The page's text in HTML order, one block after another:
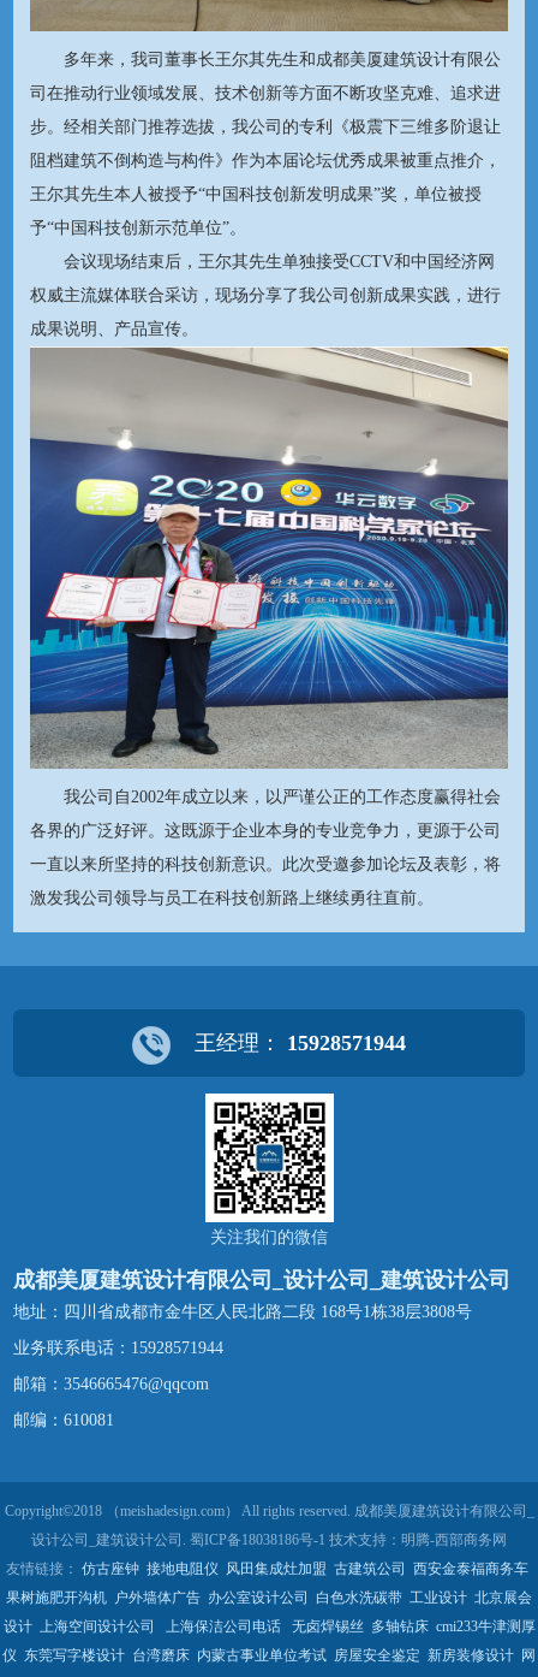
多年来，我司董事长王尔其先生和成都美厦建筑设计有限公
司在推动行业领域发展、技术创新等方面不断攻坚克难、追求进
步。经相关部门推荐选拔，我公司的专利《极震下三维多阶退让
阻档建筑不倒构造与构件》作为本届论坛优秀成果被重点推介，
王尔其先生本人被授予“中国科技创新发明成果”奖，单位被授
予“中国科技创新示范单位”。
会议现场结束后，王尔其先生单独接受CCTV和中国经济网
权威主流媒体联合采访，现场分享了我公司创新成果实践，进行
成果说明、产品宣传。
我公司自2002年成立以来，以严谨公正的工作态度赢得社会
各界的广泛好评。这既源于企业本身的专业竞争力，更源于公司
一直以来所坚持的科技创新意识。此次受邀参加论坛及表彰，将
激发我公司领导与员工在科技创新路上继续勇往直前。
王经理： 15928571944
关注我们的微信
成都美厦建筑设计有限公司_设计公司_建筑设计公司
地址：四川省成都市金牛区人民北路二段 168号1栋38层3808号
业务联系电话： 15928571944
邮箱：3546665476@qqcom
邮编：610081
Copyright©2018 （meishadesign.com） All rights reserved. 成都美厦建筑设计有限公司_
设计公司_建筑设计公司. 蜀ICP备18038186号-1 技术支持： 明腾-西部商务网
友情链接： 仿古座钟 接地电阻仪 风田集成灶加盟 古建筑公司 西安金泰福商务车
果树施肥开沟机 户外墙体广告 办公室设计公司 白色水洗碳带 工业设计 北京展会
设计
上海空间设计公司 上海保洁公司电话 无卤焊锡丝 多轴钻床 cmi233牛津测厚
仪 东莞写字楼设计 台湾磨床 内蒙古事业单位考试 房屋安全鉴定 新房装修设计 网